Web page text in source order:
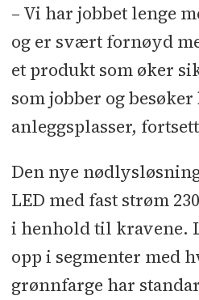
– Vi har jobbet lenge
og er svært fornøyd
et produkt som øker
som jobber og besøker
anleggsplasser,
Den nye
LED med fast strøm
i henhold til kravene.
opp i segmenter med
grønnfarge har